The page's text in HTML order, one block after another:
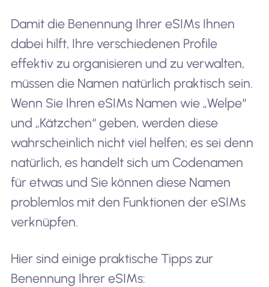
Damit die Benennung Ihrer eSIMs Ihnen
dabei hilft, Ihre verschiedenen Profile
effektiv zu organisieren und zu verwalten,
müssen die Namen natürlich praktisch sein.
Wenn Sie Ihren eSIMs Namen wie „Welpe“
und „Kätzchen“ geben, werden diese
wahrscheinlich nicht viel helfen; es sei denn
natürlich, es handelt sich um Codenamen
für etwas und Sie können diese Namen
problemlos mit den Funktionen der eSIMs
verknüpfen.
Hier sind einige praktische Tipps zur
Benennung Ihrer eSIMs: